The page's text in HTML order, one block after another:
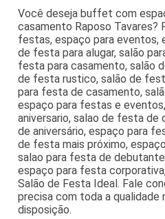
Você deseja buffet com
casamento Raposo Tavares?
festas, espaço para eventos,
de festa para alugar, salão
festa para casamento, salão
de festa rustico, salão de
para festa de casamento,
espaço para festas e
aniversario, salao de festa
de aniversário, espaço para
de festa mais próximo,
salao para festa de
espaço para festa
Salão de Festa Ideal. Fale
precisa com toda a qualidade
disposição.